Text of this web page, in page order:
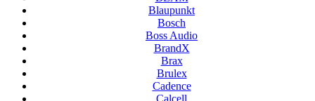
Blaupunkt
Bosch
Boss Audio
BrandX
Brax
Brulex
Cadence